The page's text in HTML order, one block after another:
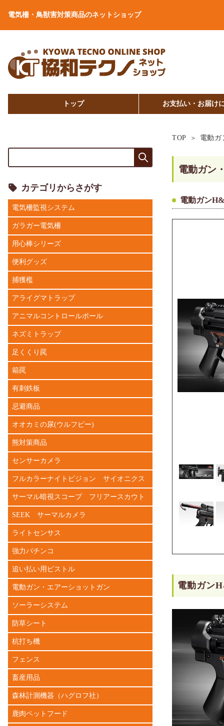
電気柵・鳥獣害対策商品のネットショップ
トップ お支払い・お届け
TOP 電動ガ
電動ガン
電動ガン
電動ガン
カテゴリからさがす
電気柵監視システム
ガラガー電気柵
用心棒シリーズ
便利グッズ
捕獲檻
アライグマトラップ
アニマルコントロールポール
ネズミトラップ
足くくり罠
箱罠
有刺鉄板
忌避商品
オオカミの尿(ウルフピー)
熊対策商品
センサーカメラ
フルカラーナイトビジョン サイオニクス
サーマル暗視スコープ フリアースカウト
SEEK サーマルカメラ
ライトセンサス
強力パチンコ
追い払い用ピストル
電動ガン・エアーショットガン
ソーラーシステム
防草シート
杭打ち機
フェンス
畜産用品
森林計測機器（ハグロフ社）
鹿肉ペットフード